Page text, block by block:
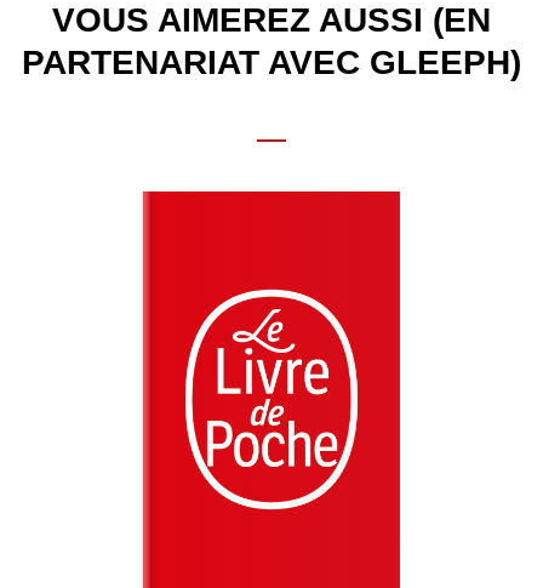
VOUS AIMEREZ AUSSI (EN
PARTENARIAT AVEC GLEEPH)